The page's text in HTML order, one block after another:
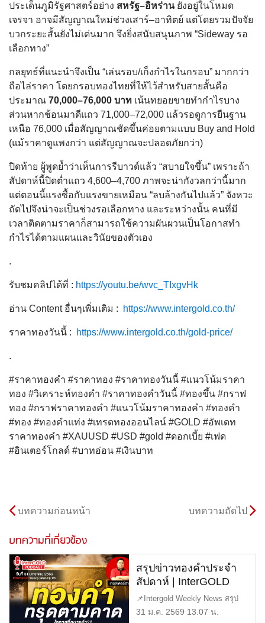
ประเด็นภูมิรัฐศาสตร์อย่าง สหรัฐ–อิหร่านยังอยู่ในโหมด
เจรจา อาจมีสัญญาณใหม่ช่วงเสาร์–อาทิตย์ แต่โดยรวมปัจจัย
บวกระยะสั้นยังไม่เด่นมาก จึงยิ่งสนับสนุนภาพ “Sideway รอ
เลือกทาง”
กลยุทธ์ที่แนะนำจึงเป็น “เล่นรอบ/เก็งกำไรในกรอบ” มากกว่า
ถือไล่ราคา โดยกรอบทองไทยที่ให้ไว้สำหรับสายสั้นคือ
ประมาณ 70,000–76,000 บาท เน้นทยอยขายทำกำไรบาง
ส่วนหากช้อนมาดีแถว 71,000–72,000 แล้วรอดูการยืนฐาน
เหนือ 76,000 เมื่อสัญญาณชัดขึ้นค่อยตามแบบ Buy and Hold
(แม้ราคาดูแพงกว่า แต่สัญญาณจะปลอดภัยกว่า)
ปิดท้าย ผู้พูดย้ำว่าเห็นการรีบาวด์แล้ว “สบายใจขึ้น” เพราะถ้า
สัปดาห์นี้ปิดต่ำแถว 4,600–4,700 ภาพจะน่ากังวลกว่านี้มาก
แต่ตอนนี้แรงซื้อกับแรงขายเหมือน “ลบล้างกันไปแล้ว” จังหวะ
ถัดไปจึงน่าจะเป็นช่วงรอเลือกทาง และระหว่างนั้น คนที่มี
เวลาติดตามราคาก็สามารถใช้ความผันผวนเป็นโอกาสทำ
กำไรได้ตามแผนและวินัยของตัวเอง
.
รับชมคลิปได้ที่ : https://youtu.be/wvc_TIxgvHk
อ่าน Content อื่นๆเพิ่มเติม : https://www.intergold.co.th/
ราคาทองวันนี้ : https://www.intergold.co.th/gold-price/
.
#ราคาทองคำ #ราคาทอง #ราคาทองวันนี้ #แนวโน้มราคา
ทอง #วิเคราะห์ทองคำ #ราคาทองคำวันนี้ #ทองขึ้น #กราฟ
ทอง #กราฟราคาทองคำ #แนวโน้มราคาทองคำ #ทองคำ
#ทอง #ทองคำแท่ง #เทรดทองออนไลน์ #GOLD #อัพเดท
ราคาทองคำ #XAUUSD #USD #gold #ดอกเบี้ย #เฟด
#อินเตอร์โกลด์ #บาทอ่อน #เงินบาท
บทความก่อนหน้า บทความถัดไป
บทความที่เกี่ยวข้อง
สรุปข่าวทองคำประจำ
สัปดาห์ | InterGOLD
WEEKLY NEWS
EP.189 | ราคาทองวันนี้ |
📌Intergold Weekly News สรุป
ข่าวทองคำ ประจำสัปดาห์ EP189
31 ม.ค. 2569 13.07 น.